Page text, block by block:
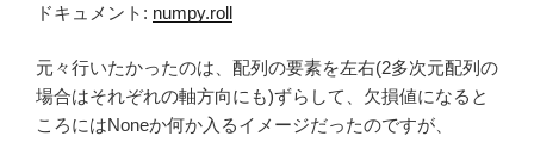
ドキュメント: numpy.roll
元々行いたかったのは、配列の要素を左右(2多次元配列の
場合はそれぞれの軸方向にも)ずらして、欠損値になると
ころにはNoneか何か入るイメージだったのですが、